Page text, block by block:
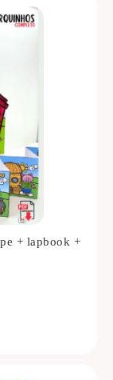
+ lapbook +